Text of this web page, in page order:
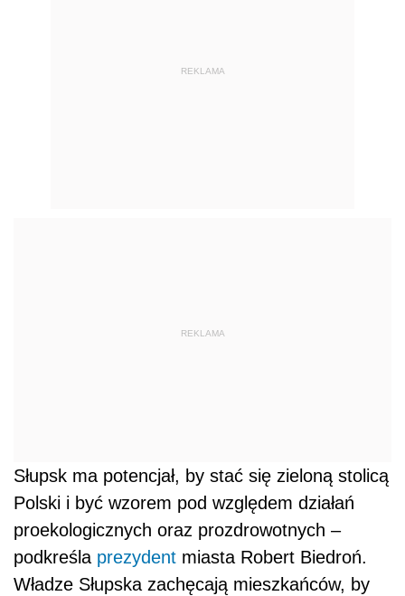
REKLAMA
REKLAMA
Słupsk ma potencjał, by stać się zieloną stolicą
Polski i być wzorem pod względem działań
proekologicznych oraz prozdrowotnych –
podkreśla prezydent miasta Robert Biedroń.
Władze Słupska zachęcają mieszkańców, by